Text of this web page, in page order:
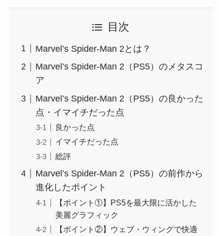
目次
Marvel’s Spider-Man 2とは？
Marvel’s Spider-Man 2（PS5）のメタスコ
ア
Marvel’s Spider-Man 2（PS5）の良かった
点・イマイチだった点
良かった点
イマイチだった点
総評
Marvel’s Spider-Man 2（PS5）の前作から
進化したポイント
【ポイント①】PS5を最大限に活かした
美麗グラフィック
【ポイント②】ウェブ・ウィングで快適